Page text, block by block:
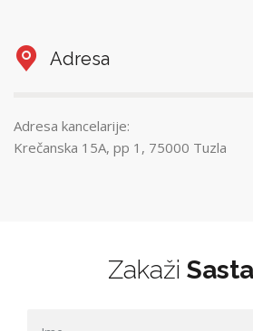
Adresa
Adresa kancelarije:
Krečanska 15A, pp 1, 75000 Tuzla
Zakaži